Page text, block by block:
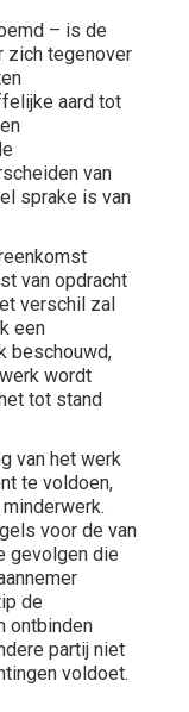
– is de
zich tegenover
aard tot
van
sprake is van
van opdracht
verschil zal
een
beschouwd,
wordt
tot stand
van het werk
te voldoen,
voor de van
gevolgen die
de
ontbinden
partij niet
voldoet.